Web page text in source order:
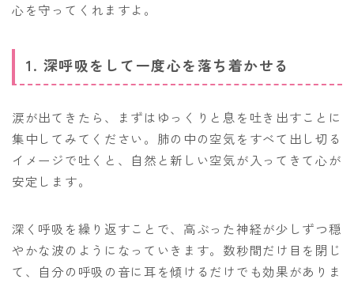
心を守ってくれますよ。
1. 深呼吸をして一度心を落ち着かせる
涙が出てきたら、まずはゆっくりと息を吐き出すことに
集中してみてください。肺の中の空気をすべて出し切る
イメージで吐くと、自然と新しい空気が入ってきて心が
安定します。
深く呼吸を繰り返すことで、高ぶった神経が少しずつ穏
やかな波のようになっていきます。数秒間だけ目を閉じ
て、自分の呼吸の音に耳を傾けるだけでも効果がありま